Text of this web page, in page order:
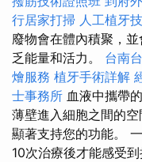
行居家打掃 人工植牙
廢物會在體內積聚，
乏能量和活力。 台南
燴服務 植牙手術詳解
士事務所 血液中攜帶
薄壁進入細胞之間的
顯著支持您的功能。
10次治療後才能感受